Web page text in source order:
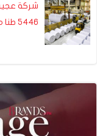
شركة
5446 طنا من ورق الكتاب المدرسي وتؤمّن كامل…